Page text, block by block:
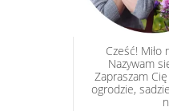
Cześć!
Nazywam
Zapraszam
ogrodzie,